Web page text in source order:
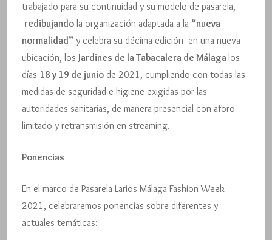
trabajado para su continuidad y su modelo de pasarela,
redibujando la organización adaptada a la “nueva
normalidad” y celebra su décima edición en una nueva
ubicación, los Jardines de la Tabacalera de Málaga los
días 18 y 19 de junio de 2021, cumpliendo con todas las
medidas de seguridad e higiene exigidas por las
autoridades sanitarias, de manera presencial con aforo
limitado y retransmisión en streaming.
Ponencias
En el marco de Pasarela Larios Málaga Fashion Week
2021, celebraremos ponencias sobre diferentes y
actuales temáticas: